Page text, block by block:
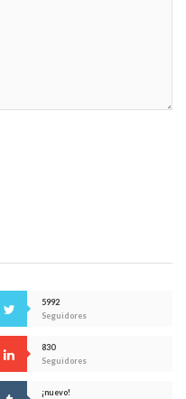
5992
Seguidores
830
Seguidores
¡nuevo!